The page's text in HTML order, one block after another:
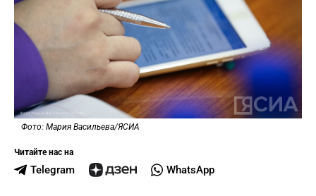
Фото: Мария Васильева/ЯСИА
Читайте нас на
Telegram WhatsApp